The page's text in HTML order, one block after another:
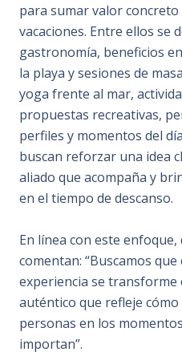
para sumar valor concreto
vacaciones. Entre ellos se
gastronomía, beneficios
la playa y sesiones de
yoga frente al mar,
propuestas recreativas,
perfiles y momentos del
buscan reforzar una idea
aliado que acompaña y
en el tiempo de descanso.
En línea con este enfoque,
comentan: “Buscamos
experiencia se
auténtico que refleje
personas en los
importan”.